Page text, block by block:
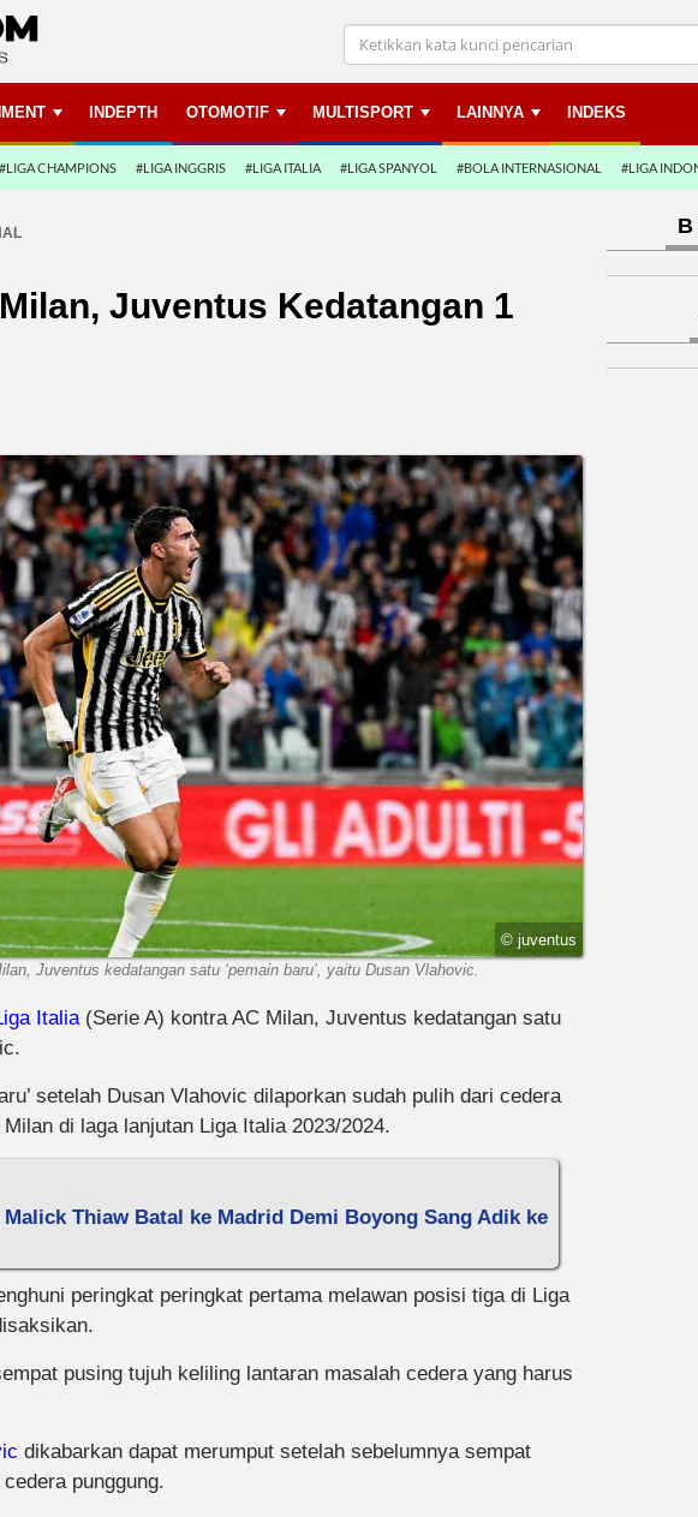
INDEPTH OTOMOTIF MULTISPORT LAINNYA INDEKS
#LIGA CHAMPIONS #LIGA INGGRIS #LIGA ITALIA #LIGA SPANYOL #BOLA INTERNASIONAL #LIGA
Juventus Kedatangan 1
© juventus
Juventus kedatangan satu ‘pemain baru’, yaitu Dusan Vlahovic.
Italia(Serie A) kontra AC Milan, Juventus kedatangan satu
setelah Dusan Vlahovic dilaporkan sudah pulih dari cedera
di laga lanjutan Liga Italia 2023/2024.
Thiaw Batal ke Madrid Demi Boyong Sang Adik ke
peringkat peringkat pertama melawan posisi tiga di Liga
pusing tujuh keliling lantaran masalah cedera yang harus
dikabarkan dapat merumput setelah sebelumnya sempat
punggung.